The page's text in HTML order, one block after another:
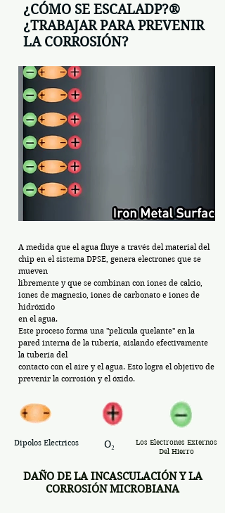
¿CÓMO SE ESCALADP?®
¿TRABAJAR PARA PREVENIR
LA CORROSIÓN?
A medida que el agua fluye a través del material del
chip en el sistema DPSE, genera electrones que se
mueven
libremente y que se combinan con iones de calcio,
iones de magnesio, iones de carbonato e iones de
hidróxido
en el agua.
Este proceso forma una "película quelante" en la
pared interna de la tubería, aislando efectivamente
la tubería del
contacto con el aire y el agua. Esto logra el objetivo de
prevenir la corrosión y el óxido.
Dipolos Electricos O₂
Los Electrones Externos
Del Hierro
DAÑO DE LA INCASCULACIÓN Y LA
CORROSIÓN MICROBIANA